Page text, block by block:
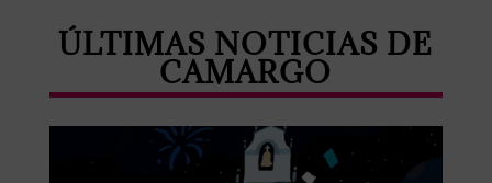
ÚLTIMAS NOTICIAS DE
CAMARGO